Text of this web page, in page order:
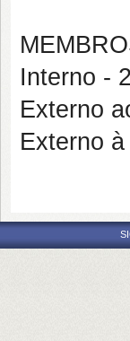
Interno -
Externo
Externo